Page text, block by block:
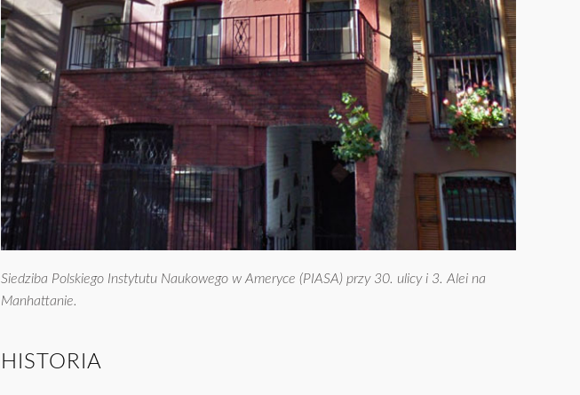
Siedziba Polskiego Instytutu Naukowego w Ameryce (PIASA) przy 30. ulicy i 3. Alei na
Manhattanie.
HISTORIA